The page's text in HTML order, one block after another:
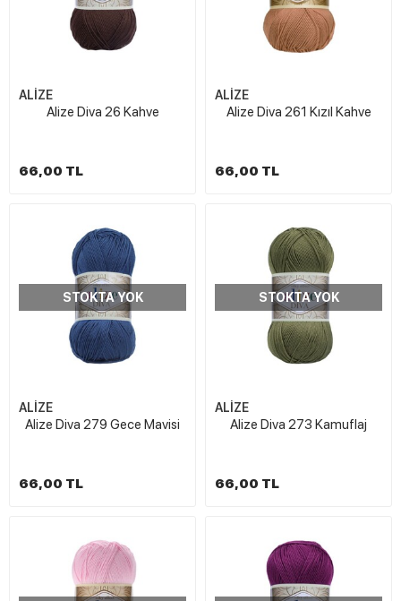
ALİZE
Alize Diva 26 Kahve
66,00 TL
ALİZE
Alize Diva 261 Kızıl Kahve
66,00 TL
STOKTA YOK
ALİZE
Alize Diva 279 Gece Mavisi
66,00 TL
STOKTA YOK
ALİZE
Alize Diva 273 Kamuflaj
66,00 TL